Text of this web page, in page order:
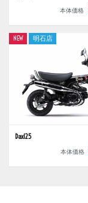
本体価格
Dax125
本体価格
NEW 明石店